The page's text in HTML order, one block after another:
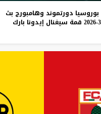
بوروسيا دورتموند وهامبورج بث
قمة سيغنال إيدونا بارك